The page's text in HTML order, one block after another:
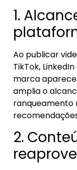
1.
Ao publicar
TikTok,
marca aparece
amplia o
ranqueamento
2.